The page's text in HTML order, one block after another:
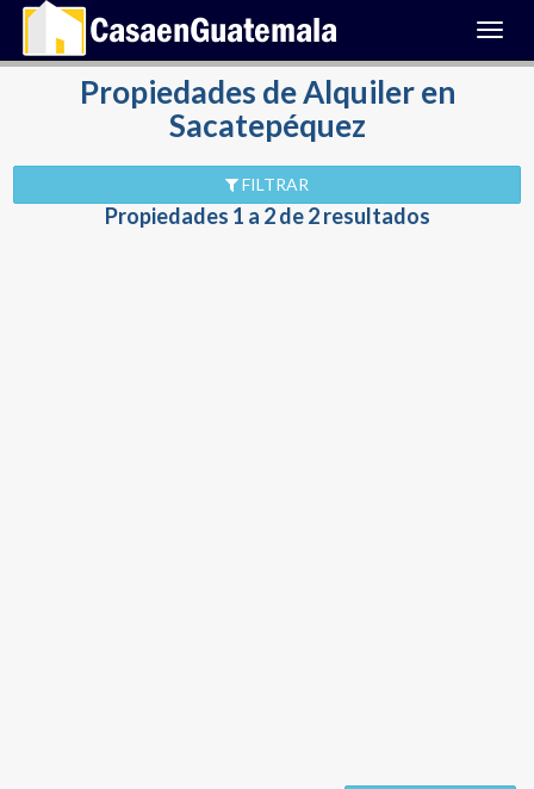
Propiedades de Alquiler en
Sacatepéquez
FILTRAR
Propiedades 1 a 2 de 2 resultados